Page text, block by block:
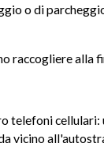
o di
raccogliere alla
telefoni
vicino